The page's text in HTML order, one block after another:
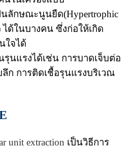
นลักษณะนูนยืด(Hypertrophic
ได้ในบางคน ซึ่งก่อให้เกิด
ใจได้
นแรงได้เช่น การบาดเจ็บต่อ
ก การติดเชื้อรุนแรงบริเวณ
unit extraction เป็นวิธีการ